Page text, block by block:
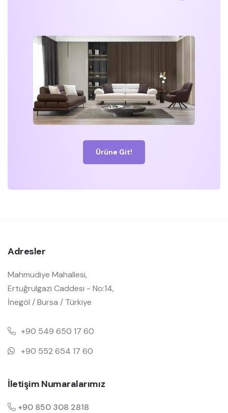
Ürüne Git!
Adresler
Mahmudiye Mahallesi,
Ertuğrulgazi Caddesi - No:14,
İnegöl / Bursa / Türkiye
+90 549 650 17 60
+90 552 654 17 60
İletişim Numaralarımız
+90 850 308 2818